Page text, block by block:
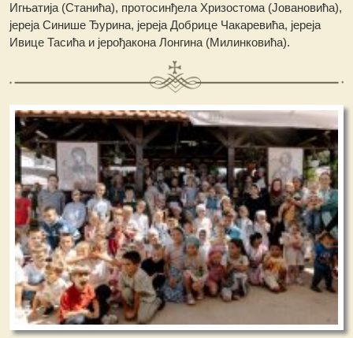
Игњатија (Станића), протосинђела Хризостома (Јовановића),
јереја Синише Ђурина, јереја Добрице Чакаревића, јереја
Ивице Тасића и јерођакона Лонгина (Милинковића).